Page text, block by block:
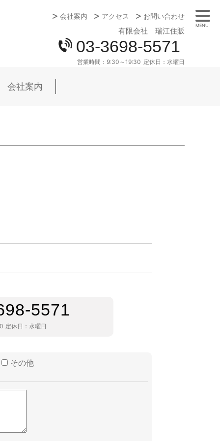
会社案内
アクセス お問い合わせ
有限会社 瑞江住販
03-3698-5571
営業時間： 9:30～19:30 定休日： 水曜日
会社案内
5571
定休日：水曜日
その他
MENU